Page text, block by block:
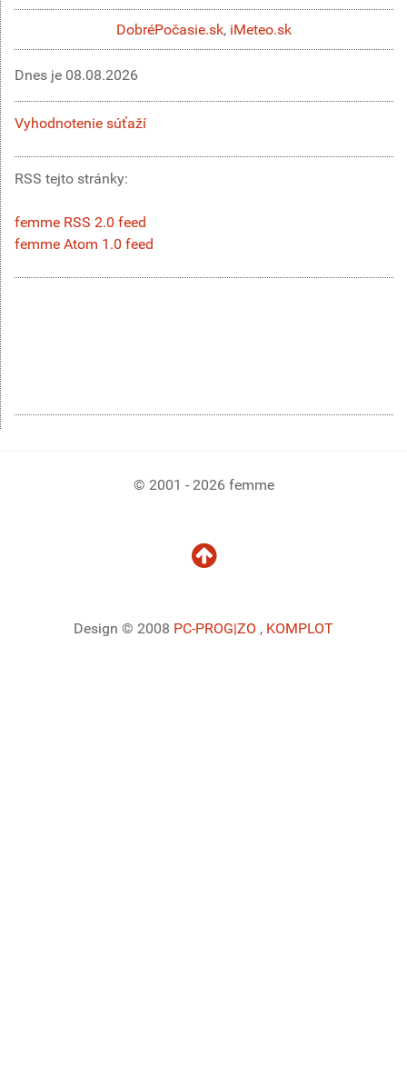
DobréPočasie.sk, iMeteo.sk
Dnes je 08.08.2026
Vyhodnotenie súťaží
RSS tejto stránky:
femme RSS 2.0 feed
femme Atom 1.0 feed
© 2001 - 2026 femme
Design © 2008 PC-PROG|ZO , KOMPLOT